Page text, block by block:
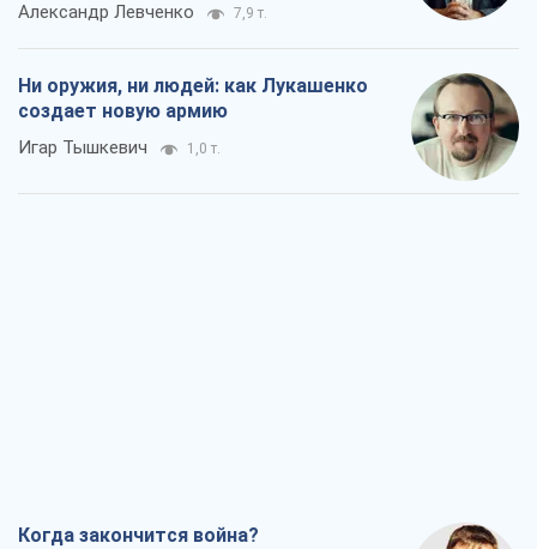
Александр Левченко 7,9 т.
Ни оружия, ни людей: как Лукашенко
создает новую армию
Игар Тышкевич 1,0 т.
Когда закончится война?